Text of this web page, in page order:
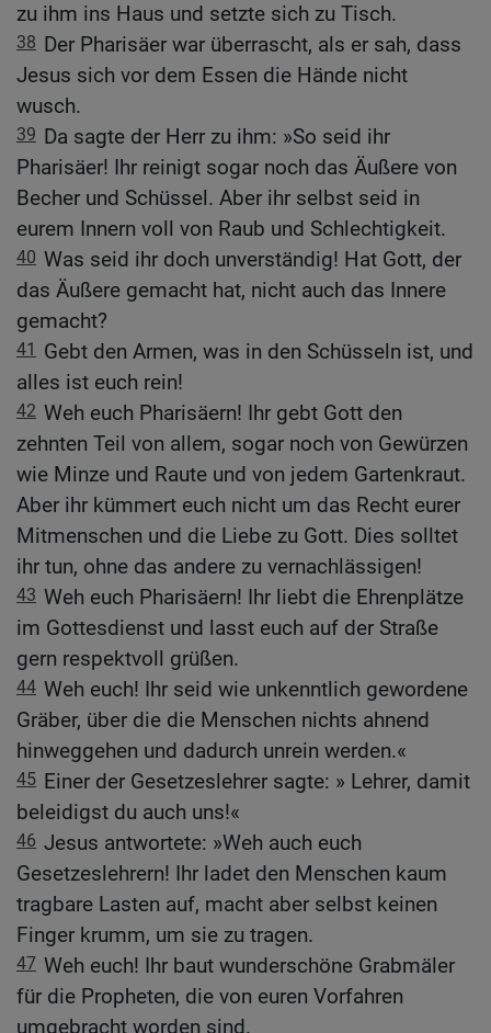
zu ihm ins Haus und setzte sich zu Tisch.
38 Der Pharisäer war überrascht, als er sah, dass
Jesus sich vor dem Essen die Hände nicht
wusch.
39 Da sagte der Herr zu ihm: »So seid ihr
Pharisäer! Ihr reinigt sogar noch das Äußere von
Becher und Schüssel. Aber ihr selbst seid in
eurem Innern voll von Raub und Schlechtigkeit.
40 Was seid ihr doch unverständig! Hat Gott, der
das Äußere gemacht hat, nicht auch das Innere
gemacht?
41
Gebt den Armen, was in den Schüsseln ist, und
alles ist euch rein!
42 Weh euch Pharisäern! Ihr gebt Gott den
zehnten Teil von allem, sogar noch von Gewürzen
wie Minze und Raute und von jedem Gartenkraut.
Aber ihr kümmert euch nicht um das Recht eurer
Mitmenschen und die Liebe zu Gott. Dies solltet
ihr tun, ohne das andere zu vernachlässigen!
43 Weh euch Pharisäern! Ihr liebt die Ehrenplätze
im Gottesdienst und lasst euch auf der Straße
gern respektvoll grüßen.
44 Weh euch! Ihr seid wie unkenntlich gewordene
Gräber, über die die Menschen nichts ahnend
hinweggehen und dadurch unrein werden.«
45 Einer der Gesetzeslehrer sagte: » Lehrer, damit
beleidigst du auch uns!«
46 Jesus antwortete: »Weh auch euch
Gesetzeslehrern! Ihr ladet den Menschen kaum
tragbare Lasten auf, macht aber selbst keinen
Finger krumm, um sie zu tragen.
47 Weh euch! Ihr baut wunderschöne Grabmäler
für die Propheten, die von euren Vorfahren
umgebracht worden sind.